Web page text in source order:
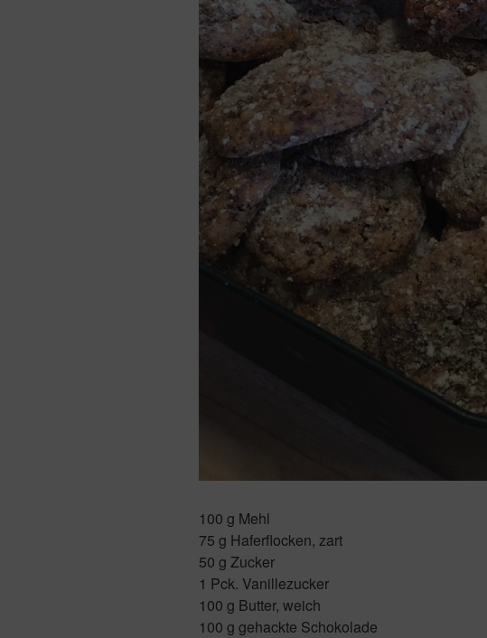
100 g Mehl
75 g Haferflocken, zart
50 g Zucker
1 Pck. Vanillezucker
100 g Butter, weich
100 g gehackte Schokolade